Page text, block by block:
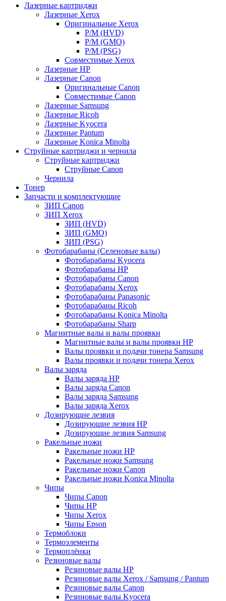
Лазерные картриджи
Лазерные Xerox
Оригинальные Xerox
Р/М (HVD)
Р/М (GMO)
Р/М (PSG)
Совместимые Xerox
Лазерные HP
Лазерные Canon
Оригинальные Canon
Совместимые Canon
Лазерные Samsung
Лазерные Ricoh
Лазерные Kyocera
Лазерные Pantum
Лазерные Konica Minolta
Струйные картриджи и чернила
Струйные картриджи
Струйные Canon
Чернила
Тонер
Запчасти и комплектующие
ЗИП Canon
ЗИП Xerox
ЗИП (HVD)
ЗИП (GMO)
ЗИП (PSG)
Фотобарабаны (Селеновые валы)
Фотобарабаны Kyocera
Фотобарабаны HP
Фотобарабаны Canon
Фотобарабаны Xerox
Фотобарабаны Panasonic
Фотобарабаны Ricoh
Фотобарабаны Konica Minolta
Фотобарабаны Sharp
Магнитные валы и валы проявки
Магнитные валы и валы проявки HP
Валы проявки и подачи тонера Samsung
Валы проявки и подачи тонера Xerox
Валы заряда
Валы заряда HP
Валы заряда Canon
Валы заряда Samsung
Валы заряда Xerox
Дозирующие лезвия
Дозирующие лезвия HP
Дозирующие лезвия Samsung
Ракельные ножи
Ракельные ножи HP
Ракельные ножи Samsung
Ракельные ножи Canon
Ракельные ножи Konica Minolta
Чипы
Чипы Canon
Чипы HP
Чипы Xerox
Чипы Epson
Термоблоки
Термоэлементы
Термоплёнки
Резиновые валы
Резиновые валы HP
Резиновые валы Xerox / Samsung / Pantum
Резиновые валы Canon
Резиновые валы Kyocera